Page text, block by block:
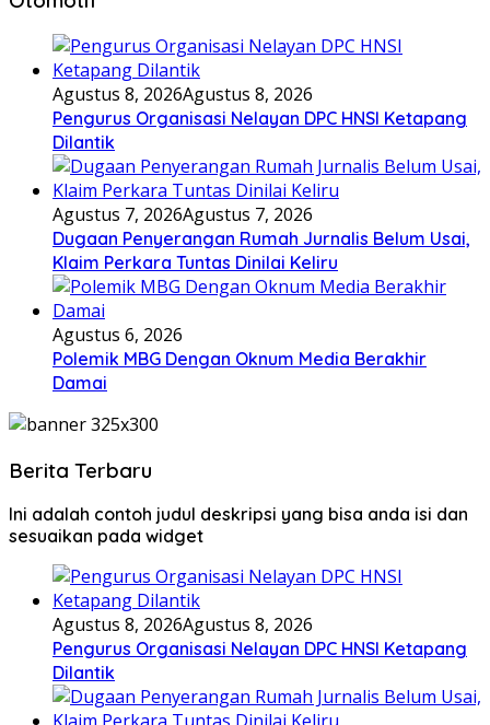
Agustus 8, 2026Agustus 8, 2026
Pengurus Organisasi Nelayan DPC HNSI Ketapang
Dilantik
Agustus 7, 2026Agustus 7, 2026
Dugaan Penyerangan Rumah Jurnalis Belum Usai,
Klaim Perkara Tuntas Dinilai Keliru
Agustus 6, 2026
Polemik MBG Dengan Oknum Media Berakhir
Damai
Berita Terbaru
Ini adalah contoh judul deskripsi yang bisa anda isi dan
sesuaikan pada widget
Agustus 8, 2026Agustus 8, 2026
Pengurus Organisasi Nelayan DPC HNSI Ketapang
Dilantik